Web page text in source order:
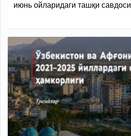
июнь ойларидаги ташқи савдоси